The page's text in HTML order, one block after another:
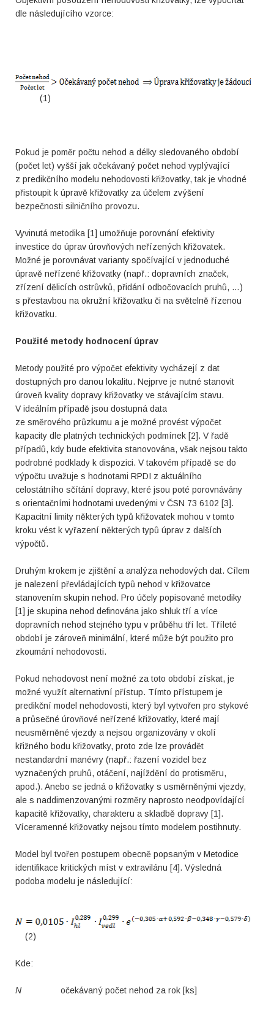
dle následujícího vzorce:
(1)
Pokud je poměr počtu nehod a délky sledovaného období
(počet let) vyšší jak očekávaný počet nehod vyplývající
z predikčního modelu nehodovosti křižovatky, tak je vhodné
přistoupit k úpravě křižovatky za účelem zvýšení
bezpečnosti silničního provozu.
Vyvinutá metodika [1] umožňuje porovnání efektivity
investice do úprav úrovňových neřízených křižovatek.
Možné je porovnávat varianty spočívající v jednoduché
úpravě neřízené křižovatky (např.: dopravních značek,
zřízení dělicích ostrůvků, přidání odbočovacích pruhů, …)
s přestavbou na okružní křižovatku či na světelně řízenou
křižovatku.
Použité metody hodnocení úprav
Metody použité pro výpočet efektivity vycházejí z dat
dostupných pro danou lokalitu. Nejprve je nutné stanovit
úroveň kvality dopravy křižovatky ve stávajícím stavu.
V ideálním případě jsou dostupná data
ze směrového průzkumu a je možné provést výpočet
kapacity dle platných technických podmínek [2]. V řadě
případů, kdy bude efektivita stanovována, však nejsou takto
podrobné podklady k dispozici. V takovém případě se do
výpočtu uvažuje s hodnotami RPDI z aktuálního
celostátního sčítání dopravy, které jsou poté porovnávány
s orientačními hodnotami uvedenými v ČSN 73 6102 [3].
Kapacitní limity některých typů křižovatek mohou v tomto
kroku vést k vyřazení některých typů úprav z dalších
výpočtů.
Druhým krokem je zjištění a analýza nehodových dat. Cílem
je nalezení převládajících typů nehod v křižovatce
stanovením skupin nehod. Pro účely popisované metodiky
[1] je skupina nehod definována jako shluk tří a více
dopravních nehod stejného typu v průběhu tří let. Tříleté
období je zároveň minimální, které může být použito pro
zkoumání nehodovosti.
Pokud nehodovost není možné za toto období získat, je
možné využít alternativní přístup. Tímto přístupem je
predikční model nehodovosti, který byl vytvořen pro stykové
a průsečné úrovňové neřízené křižovatky, které mají
neusměrněné vjezdy a nejsou organizovány v okolí
křižného bodu křižovatky, proto zde lze provádět
nestandardní manévry (např.: řazení vozidel bez
vyznačených pruhů, otáčení, najíždění do protisměru,
apod.). Anebo se jedná o křižovatky s usměrněnými vjezdy,
ale s naddimenzovanými rozměry naprosto neodpovídající
kapacitě křižovatky, charakteru a skladbě dopravy [1].
Víceramenné křižovatky nejsou tímto modelem postihnuty.
Model byl tvořen postupem obecně popsaným v Metodice
identifikace kritických míst v extravilánu [4]. Výsledná
podoba modelu je následující:
(2)
Kde:
N očekávaný počet nehod za rok [ks]